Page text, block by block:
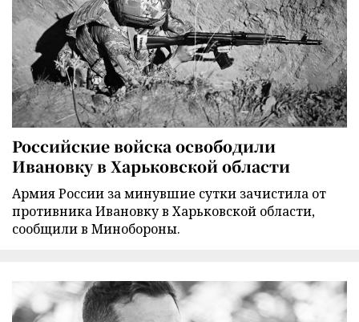
Российские войска освободили
Ивановку в Харьковской области
Армия России за минувшие сутки зачистила от
противника Ивановку в Харьковской области,
сообщили в Минобороны.